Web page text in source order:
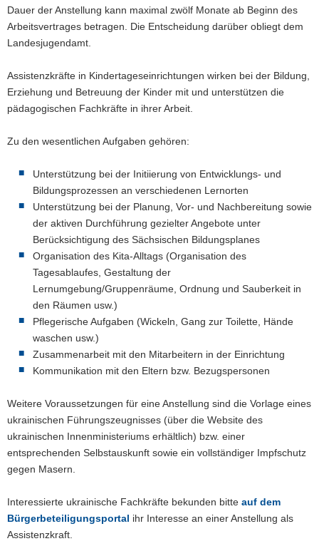
Dauer der Anstellung kann maximal zwölf Monate ab Beginn des
Arbeitsvertrages betragen. Die Entscheidung darüber obliegt dem
Landesjugendamt.
Assistenzkräfte in Kindertageseinrichtungen wirken bei der Bildung,
Erziehung und Betreuung der Kinder mit und unterstützen die
pädagogischen Fachkräfte in ihrer Arbeit.
Zu den wesentlichen Aufgaben gehören:
Unterstützung bei der Initiierung von Entwicklungs- und
Bildungsprozessen an verschiedenen Lernorten
Unterstützung bei der Planung, Vor- und Nachbereitung sowie
der aktiven Durchführung gezielter Angebote unter
Berücksichtigung des Sächsischen Bildungsplanes
Organisation des Kita-Alltags (Organisation des
Tagesablaufes, Gestaltung der
Lernumgebung/Gruppenräume, Ordnung und Sauberkeit in
den Räumen usw.)
Pflegerische Aufgaben (Wickeln, Gang zur Toilette, Hände
waschen usw.)
Zusammenarbeit mit den Mitarbeitern in der Einrichtung
Kommunikation mit den Eltern bzw. Bezugspersonen
Weitere Voraussetzungen für eine Anstellung sind die Vorlage eines
ukrainischen Führungszeugnisses (über die Website des
ukrainischen Innenministeriums erhältlich) bzw. einer
entsprechenden Selbstauskunft sowie ein vollständiger Impfschutz
gegen Masern.
Interessierte ukrainische Fachkräfte bekunden bitte auf dem
Bürgerbeteiligungsportal ihr Interesse an einer Anstellung als
Assistenzkraft.